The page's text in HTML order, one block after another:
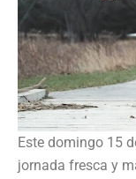
Este domingo 15
jornada fresca y